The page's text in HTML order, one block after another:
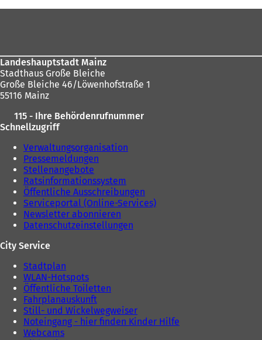
Landeshauptstadt Mainz
Stadthaus Große Bleiche
Große Bleiche 46/Löwenhofstraße 1
55116 Mainz
115 - Ihre Behördenrufnummer
Schnellzugriff
Verwaltungsorganisation
Pressemeldungen
Stellenangebote
Ratsinformationssystem
Öffentliche Ausschreibungen
Serviceportal (Online-Services)
Newsletter abonnieren
Datenschutzeinstellungen
City Service
Stadtplan
WLAN-Hotspots
Öffentliche Toiletten
Fahrplanauskunft
Still- und Wickelwegweiser
Noteingang - hier finden Kinder Hilfe
Webcams